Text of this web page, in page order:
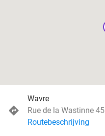
Wavre
Rue de la Wastinne 45
Routebeschrijving